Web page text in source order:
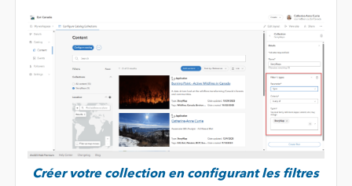
Créer votre collection en configurant les filtres